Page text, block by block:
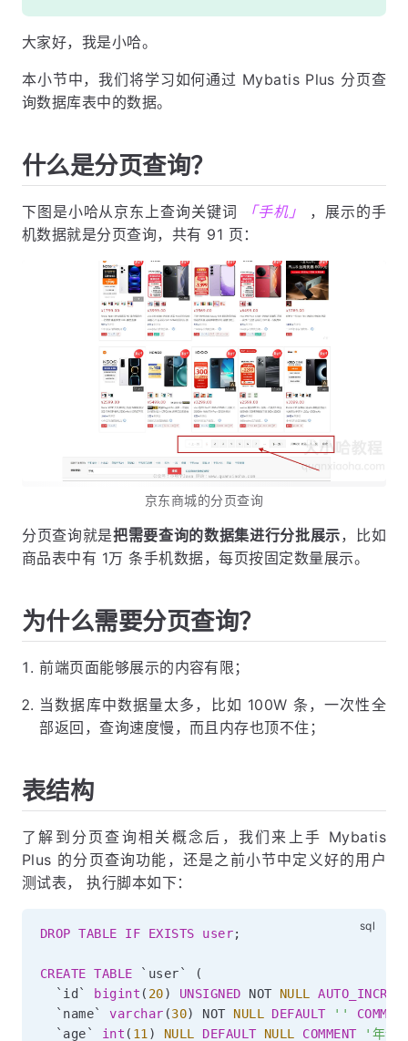
大家好，我是小哈。
本小节中，我们将学习如何通过 Mybatis Plus 分页查
询数据库表中的数据。
什么是分页查询？
下图是小哈从京东上查询关键词 「手机」
，展示的手
机数据就是分页查询，共有 91 页：
京东商城的分页查询
分页查询就是把需要查询的数据集进行分批展示，比如
商品表中有 1万 条手机数据，每页按固定数量展示。
为什么需要分页查询？
前端页面能够展示的内容有限；
当数据库中数据量太多，比如 100W 条，一次性全
部返回，查询速度慢，而且内存也顶不住；
表结构
了解到分页查询相关概念后，我们来上手 Mybatis
Plus 的分页查询功能，还是之前小节中定义好的用户
测试表， 执行脚本如下：
DROP TABLE IF EXISTS user;
CREATE TABLE ` user `
(
` id ` bigint ( 20) UNSIGNED NOT NULL
` name` varchar (30) NOT NULL DEFAULT ''
` age ` int ( 11 ) NULL DEFAULT NULL COMMENT '年龄'